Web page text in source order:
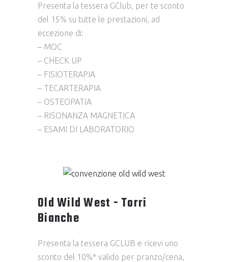
Presenta la tessera GClub, per te sconto
del 15% su tutte le prestazioni, ad
eccezione di:
– MOC
– CHECK UP
– FISIOTERAPIA
– TECARTERAPIA
– OSTEOPATIA
– RISONANZA MAGNETICA
– ESAMI DI LABORATORIO
Old Wild West - Torri
Bianche
Presenta la tessera GCLUB e ricevi uno
sconto del 10%* valido per pranzo/cena,